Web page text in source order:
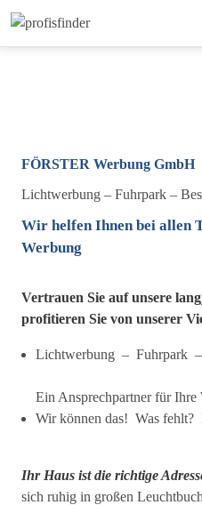
FÖRSTER Werbung GmbH
Lichtwerbung – Fuhrpark –
Wir helfen Ihnen bei allen
Werbung
Vertrauen Sie auf unsere
profitieren Sie von unserer
Lichtwerbung – Fuhrpark
Ein Ansprechpartner für Ihre
Wir können das! Was
Ihr Haus ist die richtige
sich ruhig in großen